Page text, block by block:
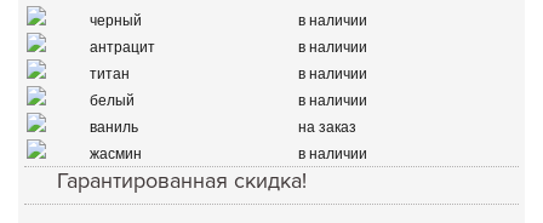
черный
в наличии
антрацит
в наличии
титан
в наличии
белый
в наличии
ваниль
на заказ
жасмин
в наличии
Гарантированная скидка!